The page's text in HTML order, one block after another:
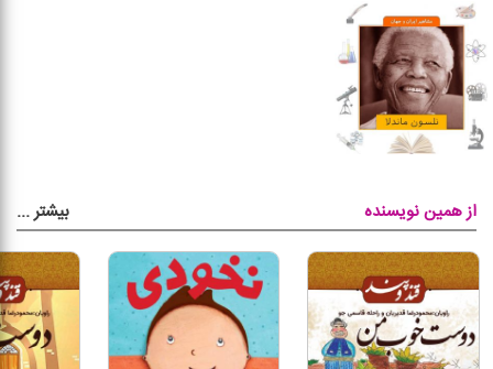
از همین نویسنده بیشتر...